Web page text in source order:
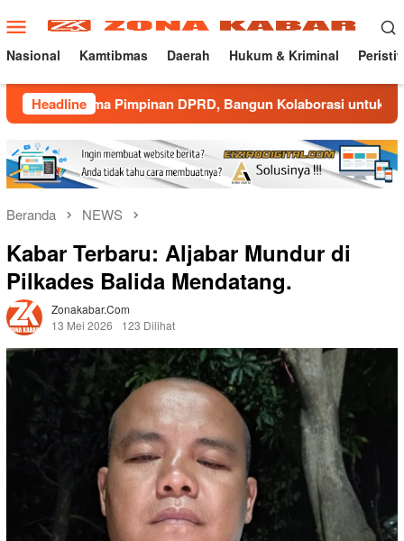
ke
konten
Menu
Mobile
Nasional Kamtibmas Daerah Hukum & Kriminal
Headline
Pimpinan DPRD, Bangun Kolaborasi untuk Majalengka
Beranda NEWS
Kabar Terbaru: Aljabar Mundur di
Pilkades Balida Mendatang.
Zonakabar.com
13 Mei 2026
123 Dilihat